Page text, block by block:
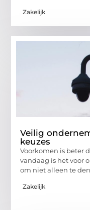
Zakelijk
Veilig
keuzes
Voorkomen is beter
vandaag is het voor
om niet alleen te
Zakelijk